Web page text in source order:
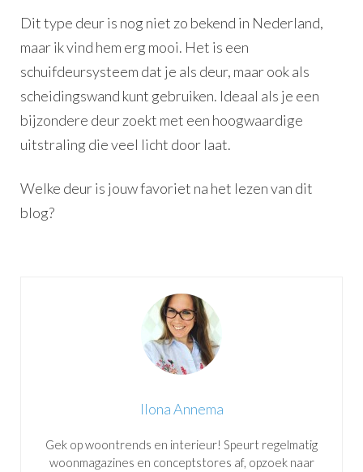
Dit type deur is nog niet zo bekend in Nederland,
maar ik vind hem erg mooi. Het is een
schuifdeursysteem dat je als deur, maar ook als
scheidingswand kunt gebruiken. Ideaal als je een
bijzondere deur zoekt met een hoogwaardige
uitstraling die veel licht door laat.
Welke deur is jouw favoriet na het lezen van dit
blog?
Ilona Annema
Gek op woontrends en interieur! Speurt regelmatig
woonmagazines en conceptstores af, opzoek naar